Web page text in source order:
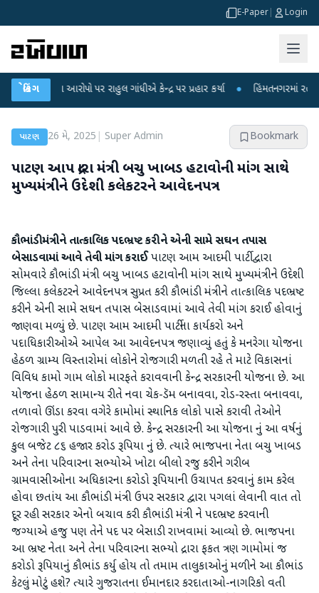
E-Paper Login
બ્રેકિંગ
લીકના આરોપો પર રાહુલ ગાંધીએ કેન્દ્ર પર પ્રહાર કર્યા ● હિંમતનગરમાં રહસ્યમય
પાટણ 26 મે, 2025 Super Admin Bookmark
પાટણ આપ દ્રારા મંત્રી બચુ ખાબડ હટાવોની માંગ સાથે
મુખ્યમંત્રીને ઉદેશી કલેકટરને આવેદનપત્ર
કૌભાંડી મંત્રીને તાત્કાલિક પદભ્રષ્ટ કરીને એની સામે સઘન તપાસ
બેસાડવામાં આવે તેવી માંગ કરાઈ પાટણ આમ આદમી પાર્ટી દ્વારા
સોમવારે કૌભાંડી મંત્રી બચુ ખાબડ હટાવોની માંગ સાથે મુખ્યમંત્રીને ઉદેશી
જિલ્લા કલેકટરને આવેદનપત્ર સુપ્રત કરી કૌભાંડી મંત્રીને તાત્કાલિક પદભ્રષ્ટ
કરીને એની સામે સઘન તપાસ બેસાડવામાં આવે તેવી માંગ કરાઈ હોવાનું
જાણવા મળ્યું છે. પાટણ આમ આદમી પાર્ટીના કાર્યકરો અને
પદાધિકારીઓએ આપેલ આ આવેદનપત્ર જણાવ્યું હતું કે મનરેગા યોજના
હેઠળ ગ્રામ્ય વિસ્તારોમાં લોકોને રોજગારી મળતી રહે તે માટે વિકાસનાં
વિવિધ કામો ગામ લોકો મારફતે કરાવવાની કેન્દ્ર સરકારની યોજના છે. આ
યોજના હેઠળ સામાન્ય રીતે નવા ચેક-ડૅમ બનાવવા, રોડ-રસ્તા બનાવવા,
તળાવો ઊંડા કરવા વગેરે કામોમાં સ્થાનિક લોકો પાસે કરાવી તેઓને
રોજગારી પુરી પાડવામાં આવે છે. કેન્દ્ર સરકારની આ યોજના નું આ વર્ષનું
કુલ બજેટ ૮૬ હજાર કરોડ રૂપિયા નું છે. ત્યારે ભાજપના નેતા બચુ ખાબડ
અને તેના પરિવારના સભ્યોએ ખોટા બીલો રજુ કરીને ગરીબ
ગ્રામવાસીઓના અધિકારના કરોડો રૂપિયાની ઉચાપત કરવાનું કામ કરેલ
હોવા છતાંય આ કૌભાંડી મંત્રી ઉપર સરકાર દ્વારા પગલાં લેવાની વાત તો
દૂર રહી સરકાર એનો બચાવ કરી કૌભાંડી મંત્રી ને પદભ્રષ્ટ કરવાની
જગ્યાએ હજુ પણ તેને પદ પર બેસાડી રાખવામાં આવ્યો છે. ભાજપના
આ ભ્રષ્ટ નેતા અને તેના પરિવારના સભ્યો દ્રારા ફકત ત્રણ ગામોમાં જ
કરોડો રૂપિયાનું કૌભાંડ કર્યુ હોય તો તમામ તાલુકાઓનું મળીને આ કૌભાંડ
કેટલું મોટું હશે? ત્યારે ગુજરાતના ઈમાનદાર કરદાતાઓ-નાગરિકો વતી